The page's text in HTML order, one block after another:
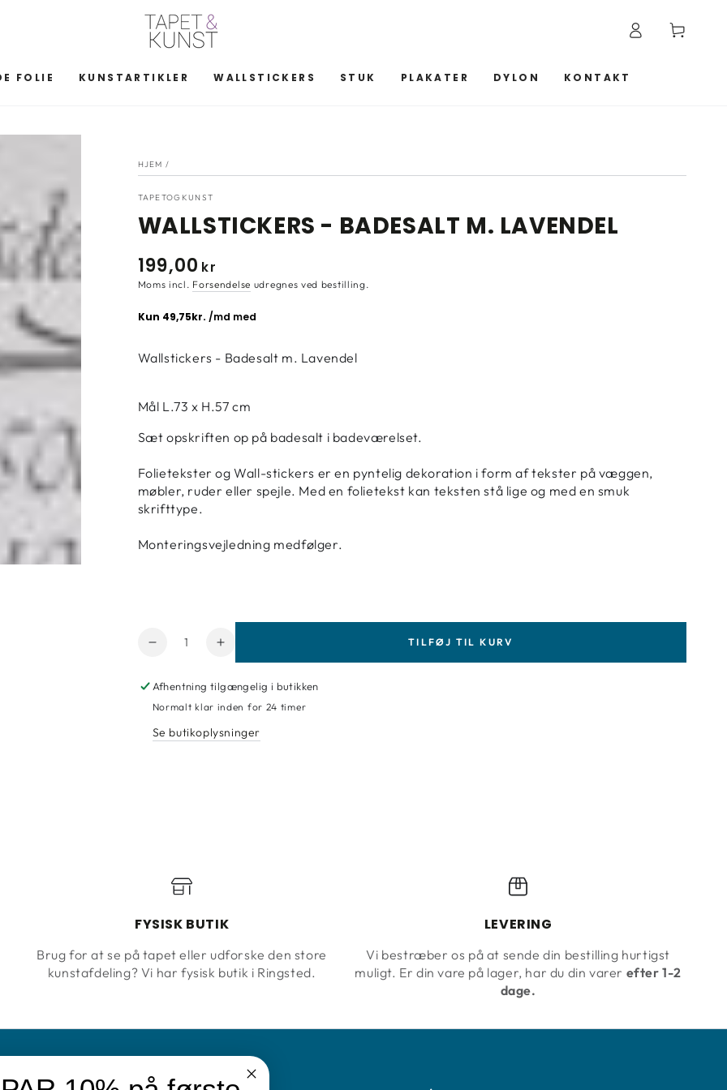
FOLIE KUNSTARTIKLER WALLSTICKERS STUK PLAKATER DYLON KONTAKT
ind
Kurv
HJEM /
TAPETOGKUNST
WALLSTICKERS - BADESALT M. LAVENDEL
Normal
pris
199,00 kr
Moms incl. Forsendelse udregnes ved bestilling.
Wallstickers - Badesalt m. Lavendel
Mål L.73 x H.57 cm
Sæt opskriften op på badesalt i badeværelset.
Folietekster og Wall-stickers er en pyntelig dekoration i form af tekster på væggen,
møbler, ruder eller spejle. Med en folietekst kan teksten stå lige og med en smuk
skrifttype.
Monteringsvejledning medfølger.
Antal
Reducer
for
Wallstickers
Badesalt
Forøg
mængde
for
Wallstickers
Badesalt
TILFØJ TIL KURV
Afhentning tilgængelig i butikken
Normalt klar inden for 24 timer
Se butikoplysninger
FYSISK BUTIK
Brug for at se på tapet eller udforske den store
kunstafdeling? Vi har fysisk butik i Ringsted.
LEVERING
Vi bestræber os på at sende din bestilling hurtigst
muligt. Er din vare på lager, har du din varer efter 1-2
dage.